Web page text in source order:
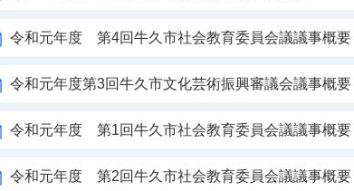
令和元年度 第4回牛久市社会教育委員会議議事概要
令和元年度第3回牛久市文化芸術振興審議会議事概要
令和元年度 第1回牛久市社会教育委員会議議事概要
令和元年度 第2回牛久市社会教育委員会議議事概要